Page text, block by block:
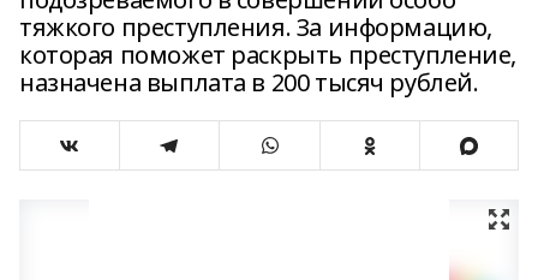
тяжкого преступления. За информацию,
которая поможет раскрыть преступление,
назначена выплата в 200 тысяч рублей.